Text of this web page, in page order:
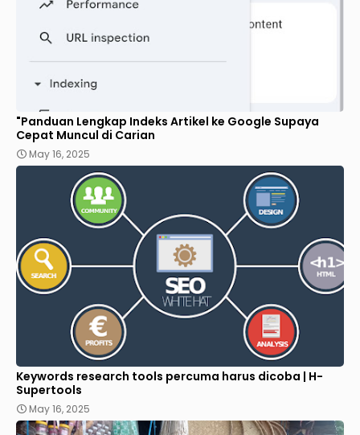
"Panduan Lengkap Indeks Artikel ke Google Supaya
Cepat Muncul di Carian
May 16, 2025
Keywords research tools percuma harus dicoba | H-
Supertools
May 16, 2025